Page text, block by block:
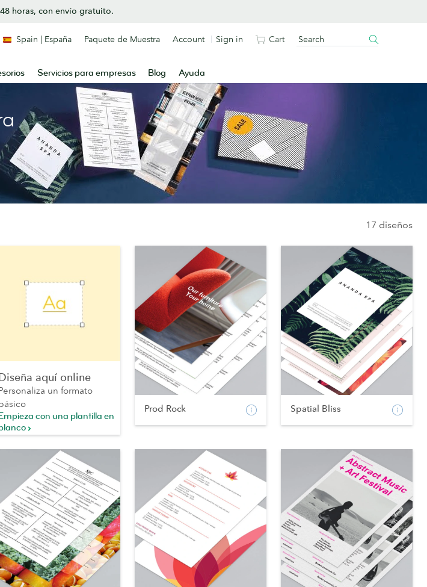
horas, con envío gratuito.
Servicios para empresas Blog Ayuda
Spain | España Paquete de Muestra Account Sign in Cart
17 diseños
aquí online
un formato
básico
con una plantilla en
Prod Rock Spatial Bliss